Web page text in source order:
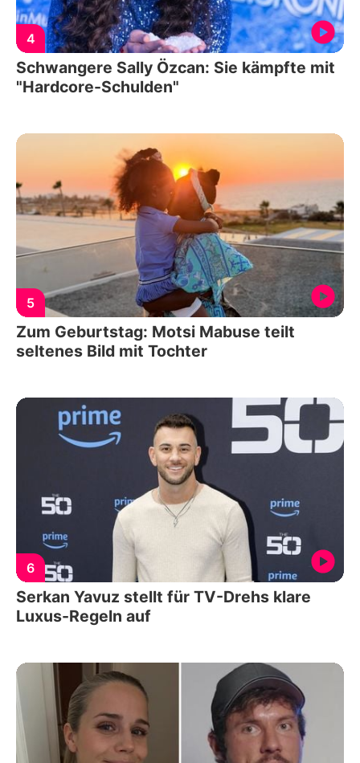
4
Schwangere Sally Özcan: Sie kämpfte mit
"Hardcore-Schulden"
5
Zum Geburtstag: Motsi Mabuse teilt
seltenes Bild mit Tochter
6
Serkan Yavuz stellt für TV-Drehs klare
Luxus-Regeln auf